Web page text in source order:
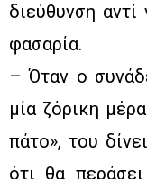
διεύθυνση
φασαρία.
– Όταν ο
μία ζόρικη
πάτο», του
ότι θα